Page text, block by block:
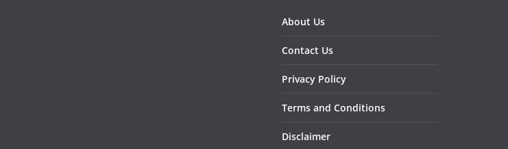
About Us
Contact Us
Privacy Policy
Terms and Conditions
Disclaimer